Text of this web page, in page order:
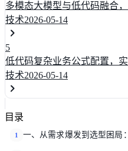
多模态大模型与低代码融合
技术2026-05-14
5
低代码复杂业务公式配置，
技术2026-05-14
目录
1 一、从需求爆发到选型困局